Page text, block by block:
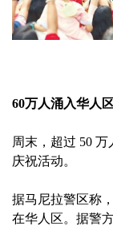
60万人涌入华人
周末，超过 50
庆祝活动。
据马尼拉警区称
在华人区。据警